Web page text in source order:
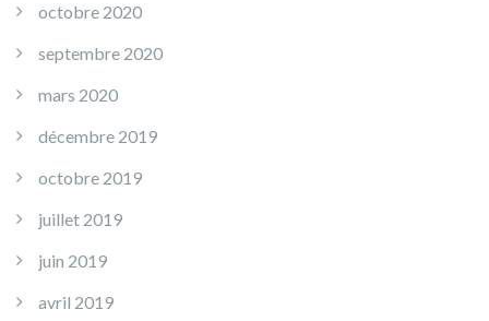
octobre 2020
septembre 2020
mars 2020
décembre 2019
octobre 2019
juillet 2019
juin 2019
avril 2019